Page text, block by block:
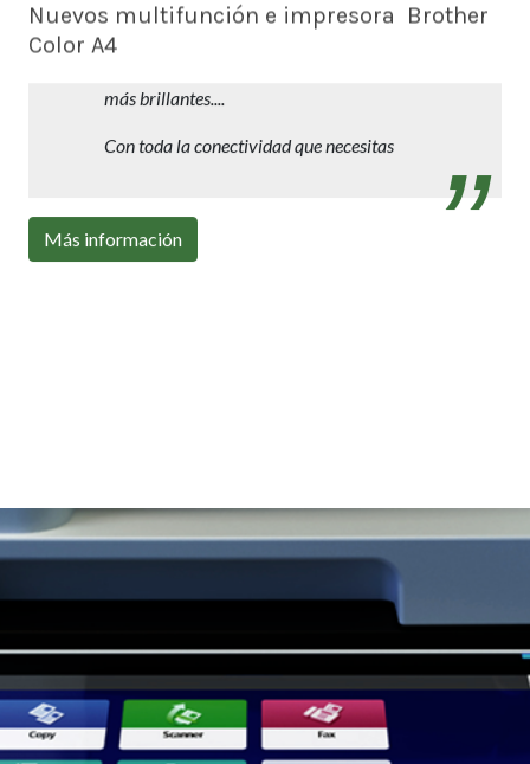
Nuevos multifunción e impresora Brother
Color A4
Trabajos profesionales en A4 con reducida
más brillantes....
Con toda la conectividad que necesitas